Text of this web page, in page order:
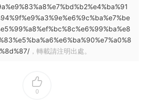
，轉載請注明出處。
0